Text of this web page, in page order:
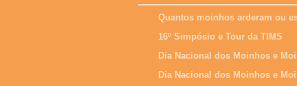
Quantos moinhos arderam ou
16º Simpósio e Tour da TIMS
Dia Nacional dos Moinhos e
Dia Nacional dos Moinhos e